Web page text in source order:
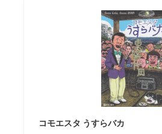
コモエスタ うすらバカ